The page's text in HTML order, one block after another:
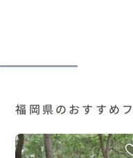
福岡県のおすすめ